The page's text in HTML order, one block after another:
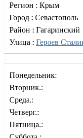
Регион : Крым
Город : Севастополь
Район : Гагаринский
Улица : Героев
Понедельник:
Вторник.:
Среда.:
Четверг.:
Пятница.: